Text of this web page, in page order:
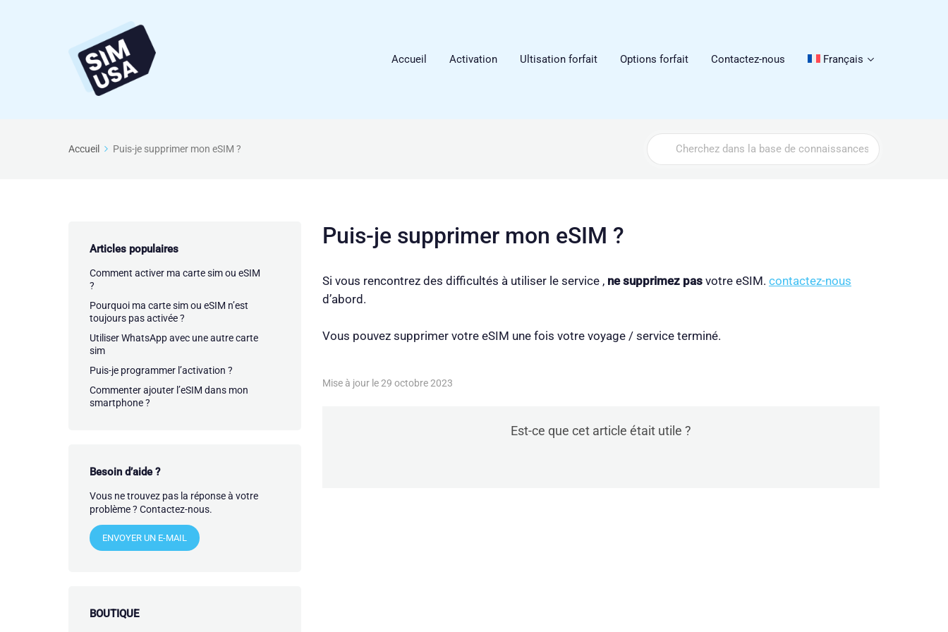
Accueil Activation Ultisation forfait Options forfait Contactez-nous Français
Accueil Puis-je supprimer mon eSIM ?
Search
For
Articles populaires
Comment activer ma carte sim ou eSIM
?
Pourquoi ma carte sim ou eSIM n’est
toujours pas activée ?
Utiliser WhatsApp avec une autre carte
sim
Puis-je programmer l’activation ?
Commenter ajouter l’eSIM dans mon
smartphone ?
Besoin d’aide ?
Vous ne trouvez pas la réponse à votre
problème ? Contactez-nous.
ENVOYER UN E-MAIL
BOUTIQUE
Puis-je supprimer mon eSIM ?
Si vous rencontrez des difficultés à utiliser le service , ne supprimez pas votre eSIM. contactez-nous
d’abord.
Vous pouvez supprimer votre eSIM une fois votre voyage / service terminé.
Mise à jour le 29 octobre 2023
Est-ce que cet article était utile ?